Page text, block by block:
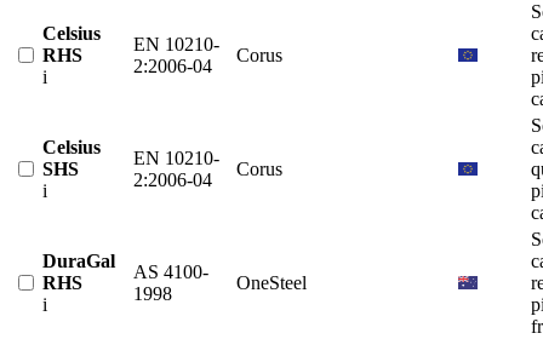
Celsius
RHS
i
EN 10210-
2:2006-04
Corus
Celsius
SHS
i
EN 10210-
2:2006-04
Corus
DuraGal
RHS
i
AS 4100-
1998
OneSteel